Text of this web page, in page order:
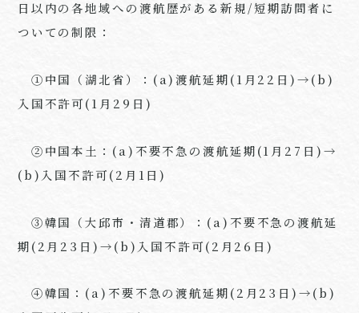
日以内の各地域への渡航歴がある新規/短期訪問者に
ついての制限：
①中国（湖北省）：(a)渡航延期(1月22日)→(b)
入国不許可(1月29日)
②中国本土：(a)不要不急の渡航延期(1月27日)→
(b)入国不許可(2月1日)
③韓国（大邱市・清道郡）：(a)不要不急の渡航延
期(2月23日)→(b)入国不許可(2月26日)
④韓国：(a)不要不急の渡航延期(2月23日)→(b)